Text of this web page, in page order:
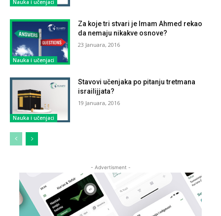
Nauka i učenjaci
Nauka i učenjaci
Za koje tri stvari je Imam Ahmed rekao
da nemaju nikakve osnove?
23 Januara, 2016
Nauka i učenjaci
Stavovi učenjaka po pitanju tretmana
israilijjata?
19 Januara, 2016
- Advertisment -